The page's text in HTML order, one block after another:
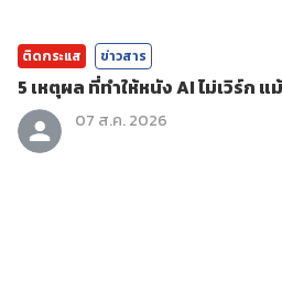
ติดกระแส ข่าวสาร
5 เหตุผล ที่ทำให้หนัง AI ไม่เวิร์ก
07 ส.ค. 2026